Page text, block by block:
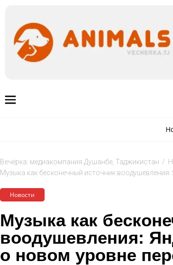
Вечёрка: медиакомпания Душанбе, Таджикистан /
Музыка как бесконечный источник
Новости
Музыка как
воодушевления:
о новом уровне